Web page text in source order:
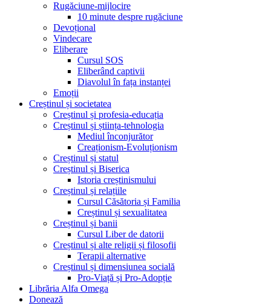
Rugăciune-mijlocire
10 minute despre rugăciune
Devoțional
Vindecare
Eliberare
Cursul SOS
Eliberând captivii
Diavolul în fața instanței
Emoții
Creștinul și societatea
Creștinul și profesia-educația
Creștinul și știința-tehnologia
Mediul înconjurător
Creaționism-Evoluționism
Creștinul și statul
Creștinul și Biserica
Istoria creștinismului
Creștinul și relațiile
Cursul Căsătoria și Familia
Creștinul și sexualitatea
Creștinul și banii
Cursul Liber de datorii
Creștinul și alte religii și filosofii
Terapii alternative
Creștinul și dimensiunea socială
Pro-Viață și Pro-Adopție
Librăria Alfa Omega
Donează